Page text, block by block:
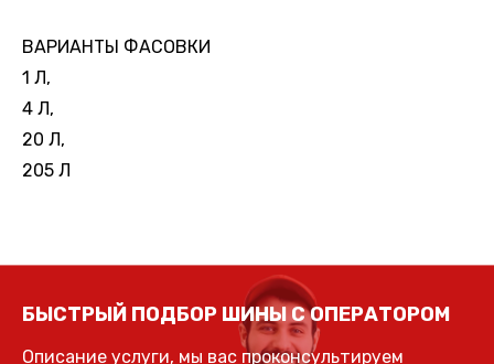
ВАРИАНТЫ ФАСОВКИ
1 Л,
4 Л,
20 Л,
205 Л
БЫСТРЫЙ ПОДБОР ШИНЫ С ОПЕРАТОРОМ
Описание услуги, мы вас проконсультируем